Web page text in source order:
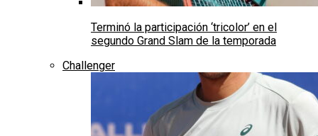
Terminó la participación ‘tricolor’ en el
segundo Grand Slam de la temporada
Challenger